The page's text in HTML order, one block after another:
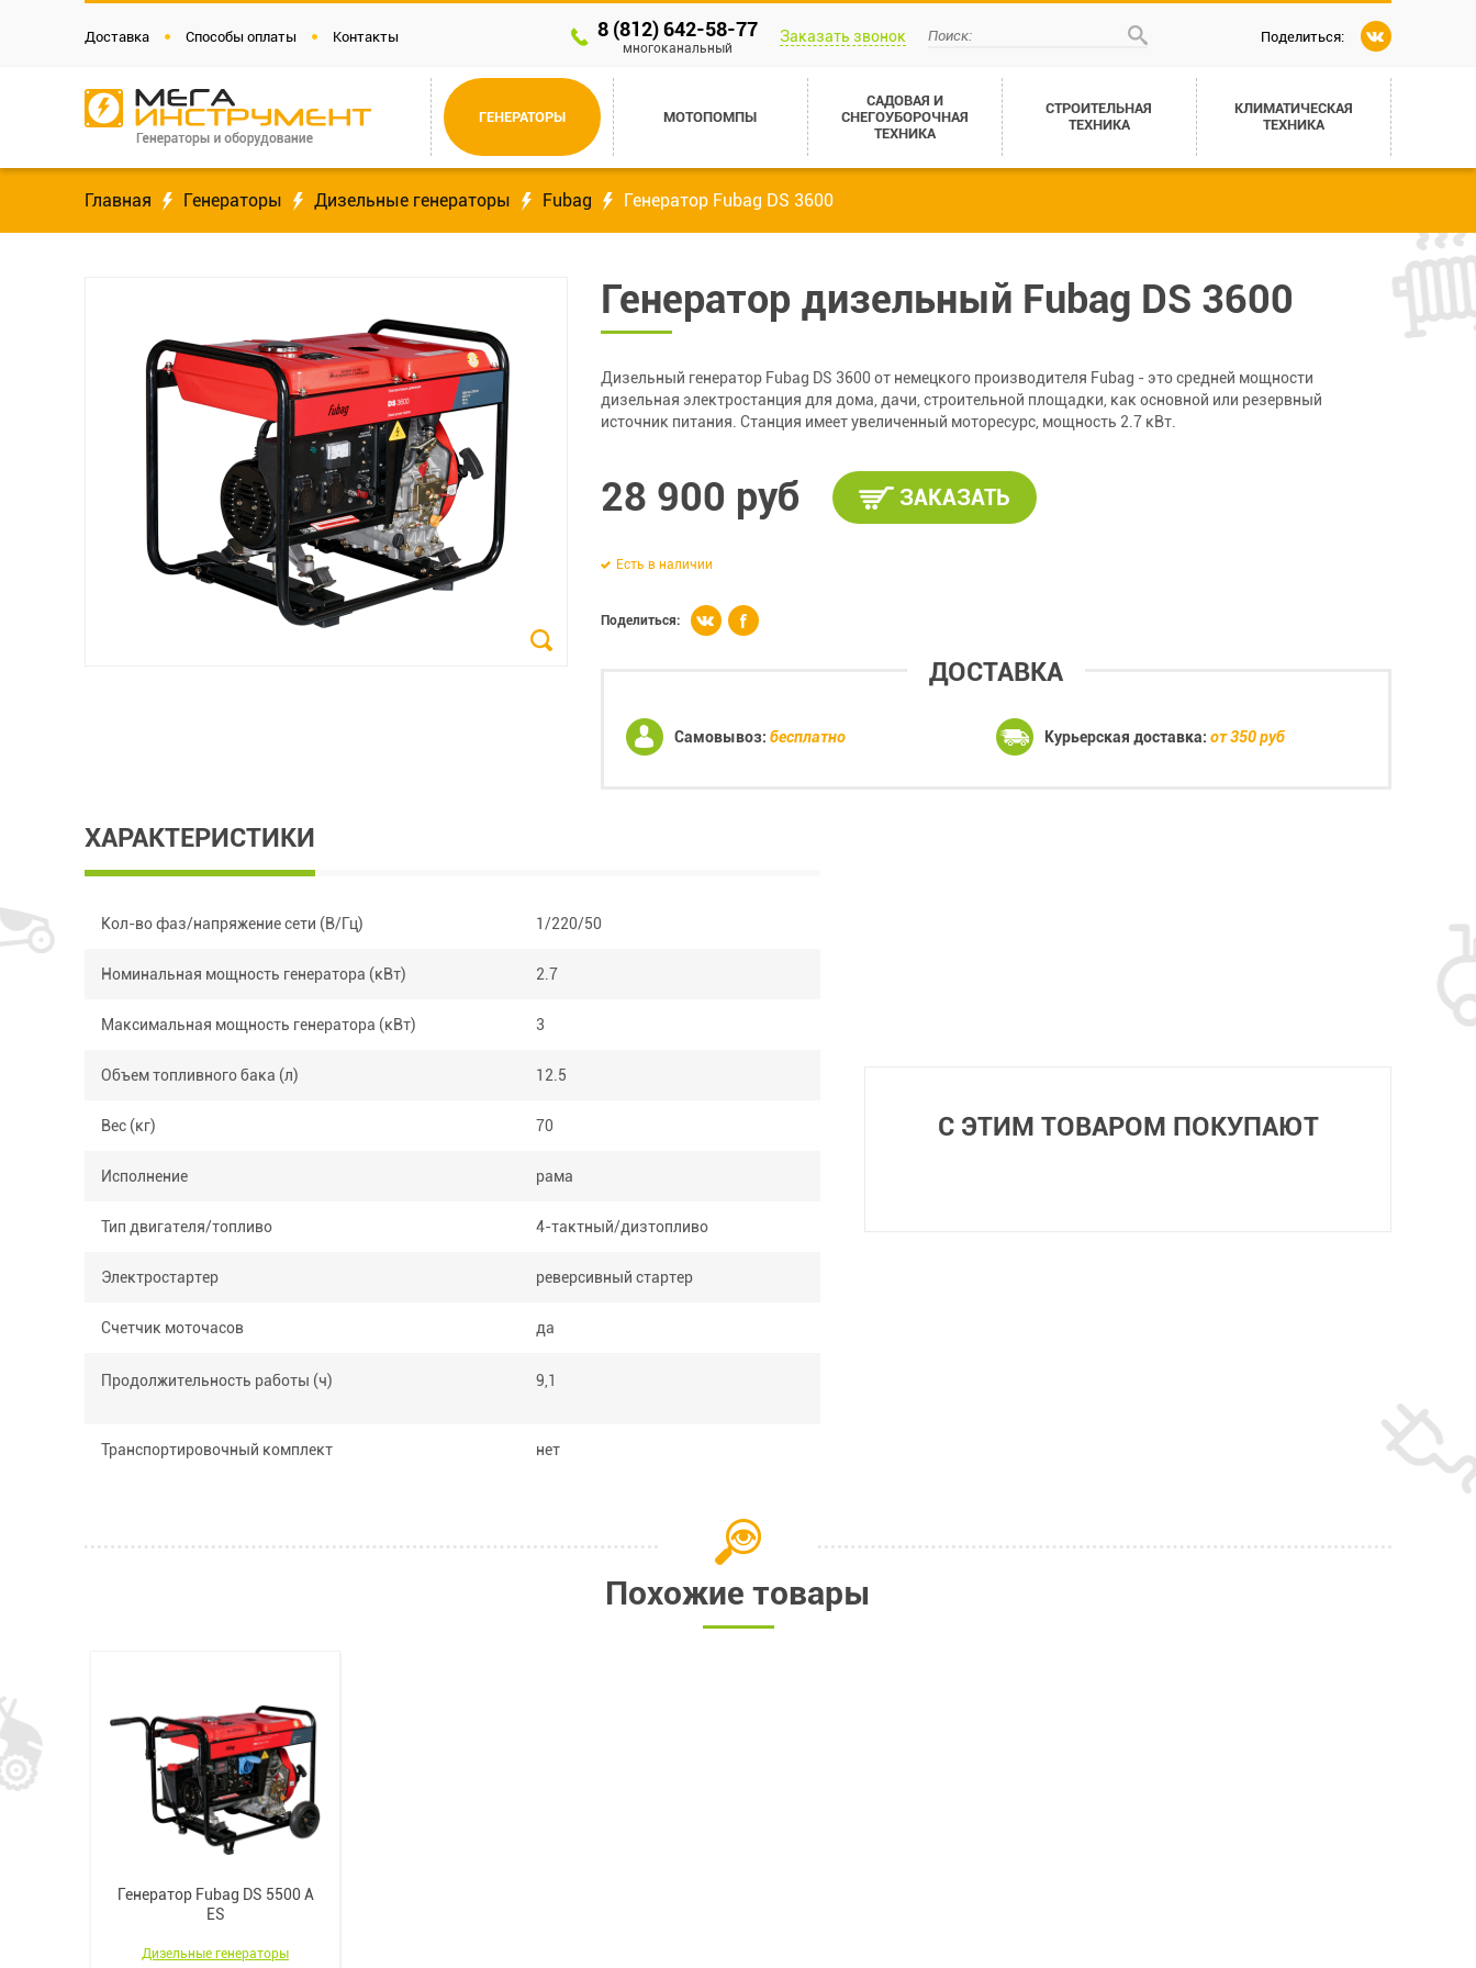
Доставка Способы оплаты Контакты 8 (812) 642-58-77
многоканальный
Заказать звонок Поделиться:
ГЕНЕРАТОРЫ МОТОПОМПЫ
САДОВАЯ И
СНЕГОУБОРОЧНАЯ
ТЕХНИКА
СТРОИТЕЛЬНАЯ
ТЕХНИКА
КЛИМАТИЧЕСКАЯ
ТЕХНИКА
Главная Генераторы Дизельные генераторы Fubag Генератор Fubag DS 3600
Генератор дизельный Fubag DS 3600
Дизельный генератор Fubag DS 3600 от немецкого производителя Fubag - это средней мощности
дизельная электростанция для дома, дачи, строительной площадки, как основной или резервный
источник питания. Станция имеет увеличенный моторесурс, мощность 2.7 кВт.
28 900 руб ЗАКАЗАТЬ
Есть в наличии
Поделиться:
ДОСТАВКА
Самовывоз: бесплатно Курьерская доставка: от 350 руб
ХАРАКТЕРИСТИКИ
Кол-во фаз/напряжение сети (В/Гц) 1/220/50
Номинальная мощность генератора (кВт) 2.7
Максимальная мощность генератора (кВт) 3
Объем топливного бака (л) 12.5
Вес (кг) 70
Исполнение рама
Тип двигателя/топливо 4-тактный/дизтопливо
Электростартер реверсивный стартер
Счетчик моточасов да
Продолжительность работы (ч) 9,1
Транспортировочный комплект нет
С ЭТИМ ТОВАРОМ ПОКУПАЮТ
Похожие товары
Генератор Fubag DS 5500 A
ES
Дизельные генераторы